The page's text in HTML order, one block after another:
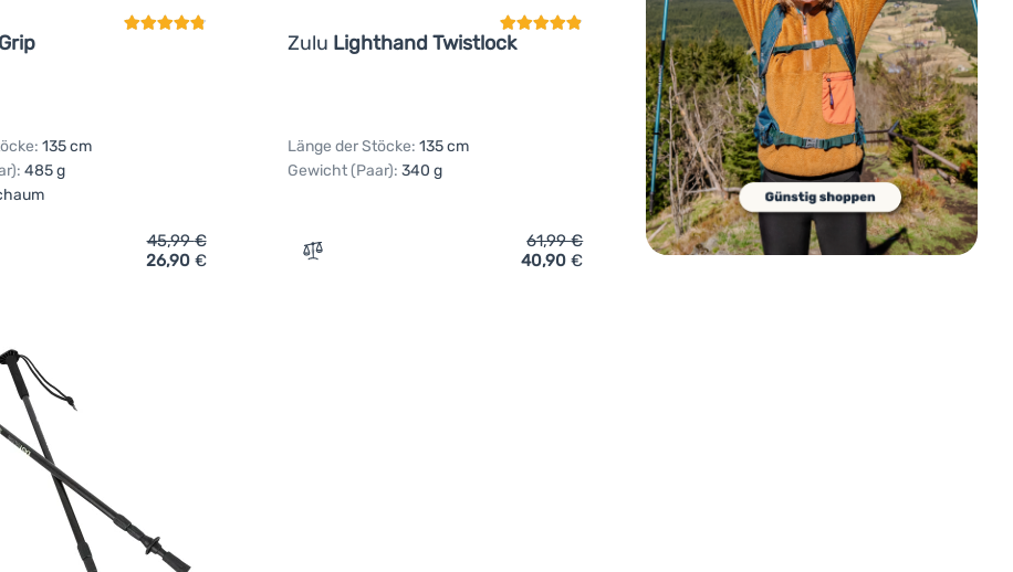
135 cm
485 g
'Trekkingstöcke Zulu Trail Grip' hinzufügen
45,99€
26,90 €
Zulu Lighthand Twistlock
Länge der Stöcke: 135 cm
Gewicht (Paar): 340 g
Zum Vergleich 'Trekkingstöcke Zulu Lighthand Twistlock' hinzufügen
61,99€
40,90€